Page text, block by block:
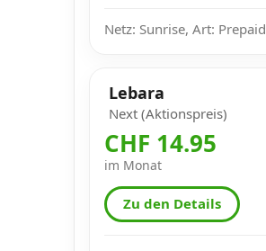
Netz: Sunrise, Art: Prepaid
Lebara
Next (Aktionspreis)
CHF 14.95
im Monat
Zu den Details